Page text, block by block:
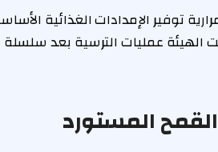
توفير الإمدادات الغذائية
عمليات الترسية بعد سلسلة
المستورد